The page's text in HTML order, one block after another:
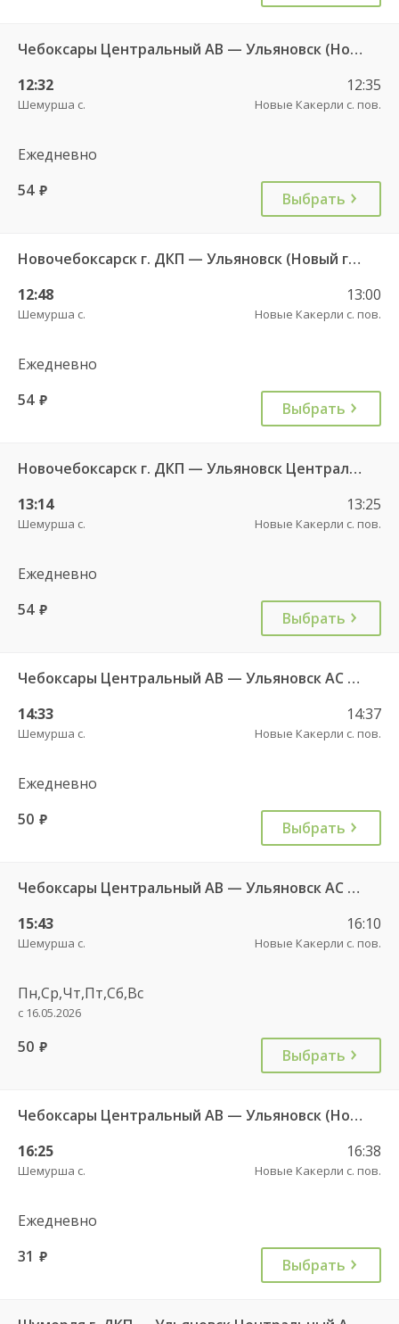
Чебоксары Центральный АВ — Ульяновск (Новый город) ч/з Батырево с. ДКП 5843
12:32
Шемурша с.
12:35
Новые Какерли с. пов.
Ежедневно
54 руб. Выбрать
Новочебоксарск г. ДКП — Ульяновск (Новый город) 1156
12:48
Шемурша с.
13:00
Новые Какерли с. пов.
Ежедневно
54 руб. Выбрать
Новочебоксарск г. ДКП — Ульяновск Центральный АВ ч/з ЦАВ 737
13:14
Шемурша с.
13:25
Новые Какерли с. пов.
Ежедневно
54 руб. Выбрать
Чебоксары Центральный АВ — Ульяновск АС Парк Победы 4345
14:33
Шемурша с.
14:37
Новые Какерли с. пов.
Ежедневно
50 руб. Выбрать
Чебоксары Центральный АВ — Ульяновск АС Парк Победы 3831
15:43
Шемурша с.
16:10
Новые Какерли с. пов.
Пн,Ср,Чт,Пт,Сб,Вс
с 16.05.2026
50 руб. Выбрать
Чебоксары Центральный АВ — Ульяновск (Новый город) 1893
16:25
Шемурша с.
16:38
Новые Какерли с. пов.
Ежедневно
31 руб. Выбрать